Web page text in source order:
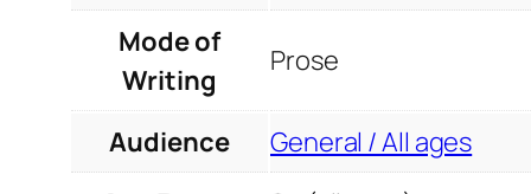
Mode of
Writing
Prose
Audience
General / All ages